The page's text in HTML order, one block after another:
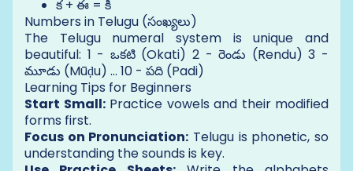
క + ఈ = కీ
Numbers in Telugu (సంఖ్యలు)
The Telugu numeral system is unique and
beautiful: 1 - ఒకటి (Okati) 2 - రెండు (Rendu) 3 -
మూడు (Mūḍu) ... 10 - పది (Padi)
Learning Tips for Beginners
Start Small:Practice vowels and their modified
forms first.
Focus on Pronunciation: Telugu is phonetic, so
understanding the sounds is key.